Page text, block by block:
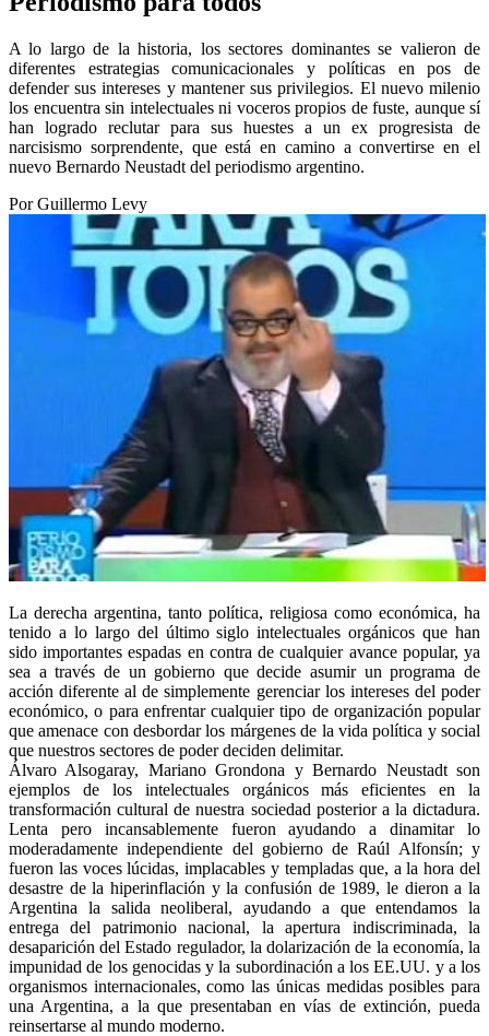
A lo largo de la historia, los sectores dominantes se valieron de
diferentes estrategias comunicacionales y políticas en pos de
defender sus intereses y mantener sus privilegios. El nuevo milenio
los encuentra sin intelectuales ni voceros propios de fuste, aunque sí
han logrado reclutar para sus huestes a un ex progresista de
narcisismo sorprendente, que está en camino a convertirse en el
nuevo Bernardo Neustadt del periodismo argentino.
Por Guillermo Levy
La derecha argentina, tanto política, religiosa como económica, ha
tenido a lo largo del último siglo intelectuales orgánicos que han
sido importantes espadas en contra de cualquier avance popular, ya
sea a través de un gobierno que decide asumir un programa de
acción diferente al de simplemente gerenciar los intereses del poder
económico, o para enfrentar cualquier tipo de organización popular
que amenace con desbordar los márgenes de la vida política y social
que nuestros sectores de poder deciden delimitar.
Álvaro Alsogaray, Mariano Grondona y Bernardo Neustadt son
ejemplos de los intelectuales orgánicos más eficientes en la
transformación cultural de nuestra sociedad posterior a la dictadura.
Lenta pero incansablemente fueron ayudando a dinamitar lo
moderadamente independiente del gobierno de Raúl Alfonsín; y
fueron las voces lúcidas, implacables y templadas que, a la hora del
desastre de la hiperinflación y la confusión de 1989, le dieron a la
Argentina la salida neoliberal, ayudando a que entendamos la
entrega del patrimonio nacional, la apertura indiscriminada, la
desaparición del Estado regulador, la dolarización de la economía, la
impunidad de los genocidas y la subordinación a los EE.UU. y a los
organismos internacionales, como las únicas medidas posibles para
una Argentina, a la que presentaban en vías de extinción, pueda
reinsertarse al mundo moderno.